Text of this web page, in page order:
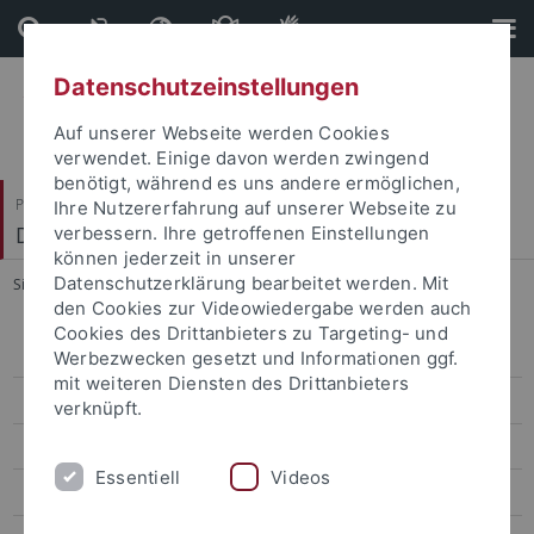
Direkt
zum
Inhalt
Direkt
zur
Fußleiste
Philosophische Fakultät
Deutsches Seminar
Sie sind hier: Startseite ... Qualifizierung
Das Graduiertenkolleg
Forschung
Mitglieder
Datenschutzeinstellungen
Auf unserer Webseite werden Cookies
verwendet. Einige davon werden zwingend
benötigt, während es uns andere ermöglichen,
Ihre Nutzererfahrung auf unserer Webseite zu
verbessern. Ihre getroffenen Einstellungen
können jederzeit in unserer
Datenschutzerklärung bearbeitet werden. Mit
den Cookies zur Videowiedergabe werden auch
Cookies des Drittanbieters zu Targeting- und
Werbezwecken gesetzt und Informationen ggf.
mit weiteren Diensten des Drittanbieters
verknüpft.
Essentiell Videos